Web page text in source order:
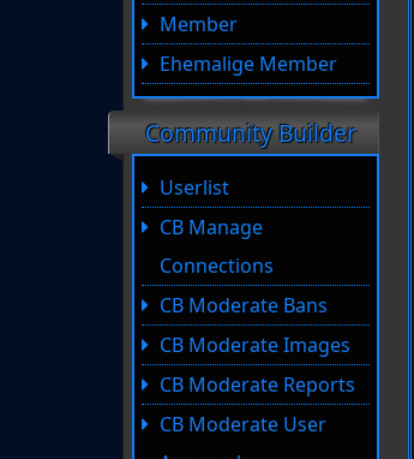
Member
Ehemalige Member
Community Builder
Userlist
CB Manage
Connections
CB Moderate Bans
CB Moderate Images
CB Moderate Reports
CB Moderate User